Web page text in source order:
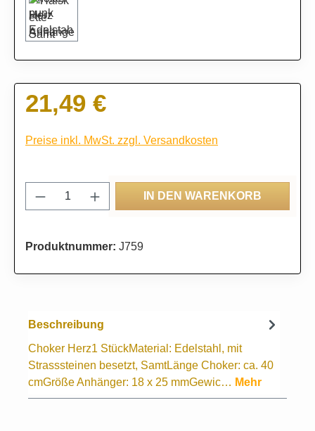
Regulärer Preis:
21,49 €
Preise inkl. MwSt. zzgl. Versandkosten
Produkt Anzahl: Gib den gewünschten
IN DEN WARENKORB
Produktnummer: J759
Beschreibung
Choker Herz1 StückMaterial: Edelstahl, mit
Strasssteinen besetzt, SamtLänge Choker: ca. 40
cmGröße Anhänger: 18 x 25 mmGewic… Mehr